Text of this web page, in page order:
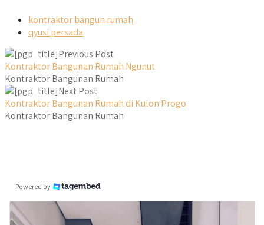
kontraktor bangun rumah
qyusi persada
Previous Post
Kontraktor Bangunan Rumah Ngunut
Kontraktor Bangunan Rumah
Next Post
Kontraktor Bangunan Rumah di Kulon Progo
Kontraktor Bangunan Rumah
Powered by